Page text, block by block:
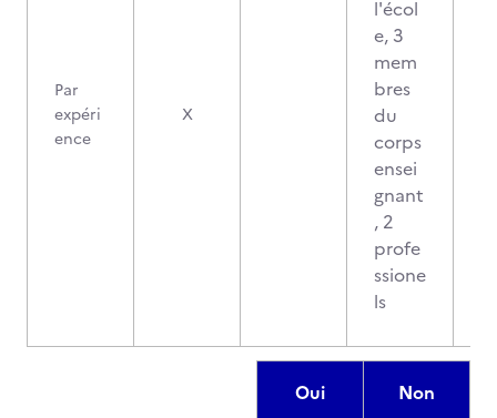
Par
expéri
ence
X
l'écol
e, 3
mem
bres
du
corps
ensei
gnant
, 2
profe
ssione
ls
Oui Non